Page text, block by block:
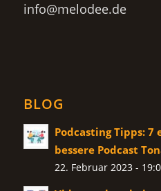
info@melodee.de
BLOG
Podcasting Tipps:
bessere Podcast
22. Februar 2023 -